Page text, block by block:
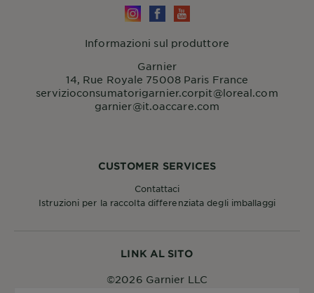
LINK AL SITO
©2026 Garnier LLC
CUSTOMER SERVICES
Contattaci
Istruzioni per la raccolta differenziata degli imballaggi
Informazioni sul produttore
Garnier
14, Rue Royale 75008 Paris France
servizioconsumatorigarnier.corpit@loreal.com
garnier@it.oaccare.com